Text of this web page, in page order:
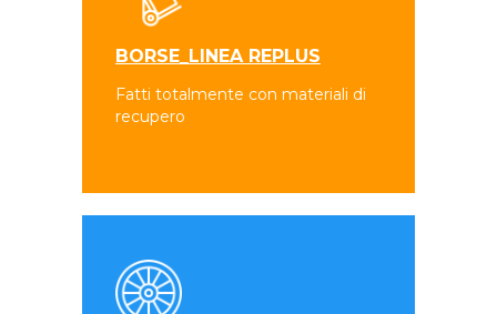
BORSE_LINEA REPLUS
Fatti totalmente con materiali di
recupero